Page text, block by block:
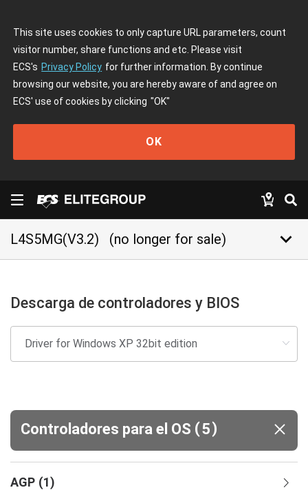
This site uses cookies to only capture URL parameters, count
visitor number, share functions and etc. Please visit
ECS's Privacy Policy for further information. By continue
browsing our website, you are hereby aware of and agree on
ECS' use of cookies by clicking "OK"
OK
L4S5MG(V3.2) (no longer for sale) keyboard_arrow_down
Descarga de controladores y BIOS
Controladores para el OS (5)
AGP (1)